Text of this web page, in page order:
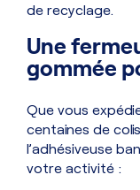
de recyclage.
Une
gommée
Que vous
centaines de
l’adhésiveuse
votre activité :